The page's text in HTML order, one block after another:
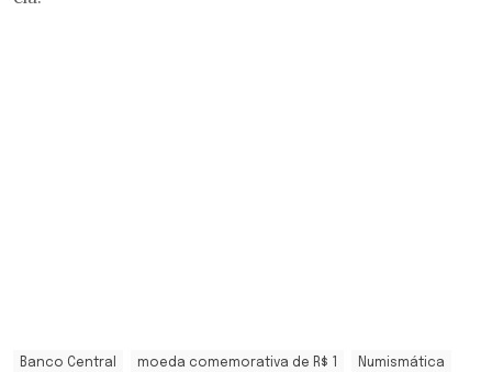
Banco Central moeda comemorativa de R$ 1 Numismática